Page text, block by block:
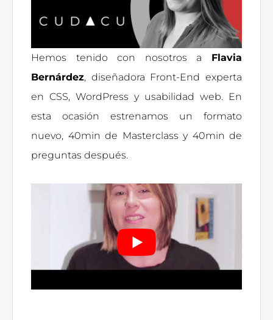
Hemos tenido con nosotros a Flavia
Bernárdez, diseñadora Front-End experta
en CSS, WordPress y usabilidad web. En
esta ocasión estrenamos un formato
nuevo, 40min de Masterclass y 40min de
preguntas después.